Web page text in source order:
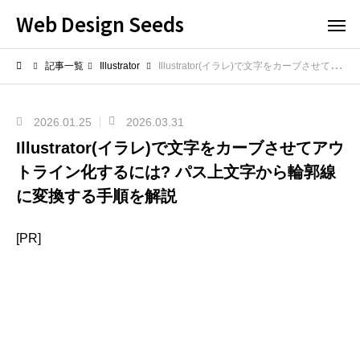
Web Design Seeds
記事一覧 Illustrator Illustrator(イラレ)で文字をカーブさせてアウトライン化するには? パス上文字から輪郭線に変換する手順を解説
2026.01.25 2026.03.31
Illustrator(イラレ)で文字をカーブさせてアウ
トライン化するには? パス上文字から輪郭線
に変換する手順を解説
[PR]